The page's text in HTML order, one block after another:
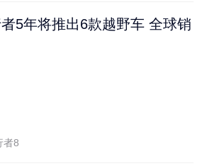
5年将推出6款越野车 全球销
者8